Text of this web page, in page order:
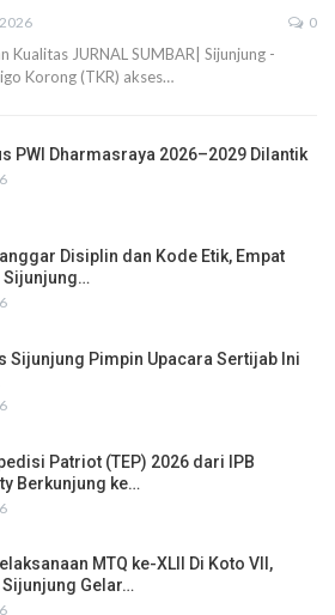
0
Kualitas JURNAL SUMBAR| Sijunjung -
Korong (TKR) akses…
PWI Dharmasraya 2026–2029 Dilantik
Disiplin dan Kode Etik, Empat
Sijunjung…
Sijunjung Pimpin Upacara Sertijab Ini
Patriot (TEP) 2026 dari IPB
Berkunjung ke…
MTQ ke-XLII Di Koto VII,
Sijunjung Gelar…